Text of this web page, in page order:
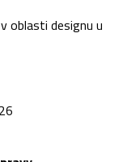
oblasti designu u